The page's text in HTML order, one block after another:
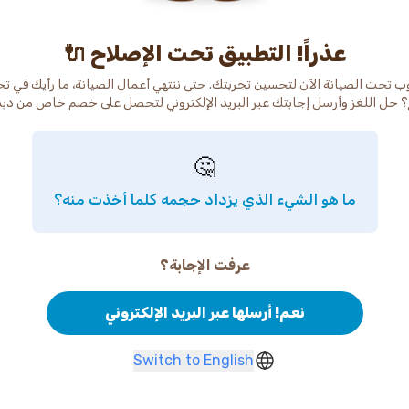
عذراً! التطبيق تحت الإصلاح 🔌
تحت الصيانة الآن لتحسين تجربتك. حتى ننتهي أعمال الصيانة، ما رأيك في
حل اللغز وأرسل إجابتك عبر البريد الإلكتروني لتحصل على خصم خاص من
🤔
ما هو الشيء الذي يزداد حجمه كلما أخذت منه؟
عرفت الإجابة؟
نعم! أرسلها عبر البريد الإلكتروني
Switch to English